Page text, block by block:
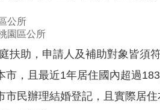
公所
園區公所
扶助，申請人及補助對象皆須
市，且最近1年居住國內超過
市民辦理結婚登記，且實際居